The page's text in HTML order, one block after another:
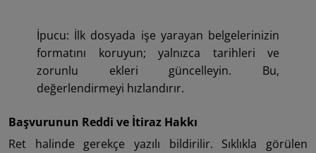
İpucu: İlk dosyada işe yarayan belgelerinizin
formatını koruyun; yalnızca tarihleri ve
zorunlu ekleri güncelleyin. Bu,
değerlendirmeyi hızlandırır.
Başvurunun Reddi ve İtiraz Hakkı
Ret halinde gerekçe yazılı bildirilir. Sıklıkla görülen